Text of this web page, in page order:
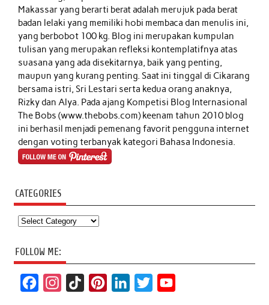
Makassar yang berarti berat adalah merujuk pada berat
badan lelaki yang memiliki hobi membaca dan menulis ini,
yang berbobot 100 kg. Blog ini merupakan kumpulan
tulisan yang merupakan refleksi kontemplatifnya atas
suasana yang ada disekitarnya, baik yang penting,
maupun yang kurang penting. Saat ini tinggal di Cikarang
bersama istri, Sri Lestari serta kedua orang anaknya,
Rizky dan Alya. Pada ajang Kompetisi Blog Internasional
The Bobs (www.thebobs.com) keenam tahun 2010 blog
ini berhasil menjadi pemenang favorit pengguna internet
dengan voting terbanyak kategori Bahasa Indonesia.
CATEGORIES
Categories
FOLLOW ME: